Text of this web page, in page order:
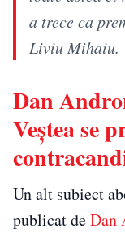
a trece ca
Liviu Mihaiu.
Dan
Veștea se
Un alt subiect
publicat deDan